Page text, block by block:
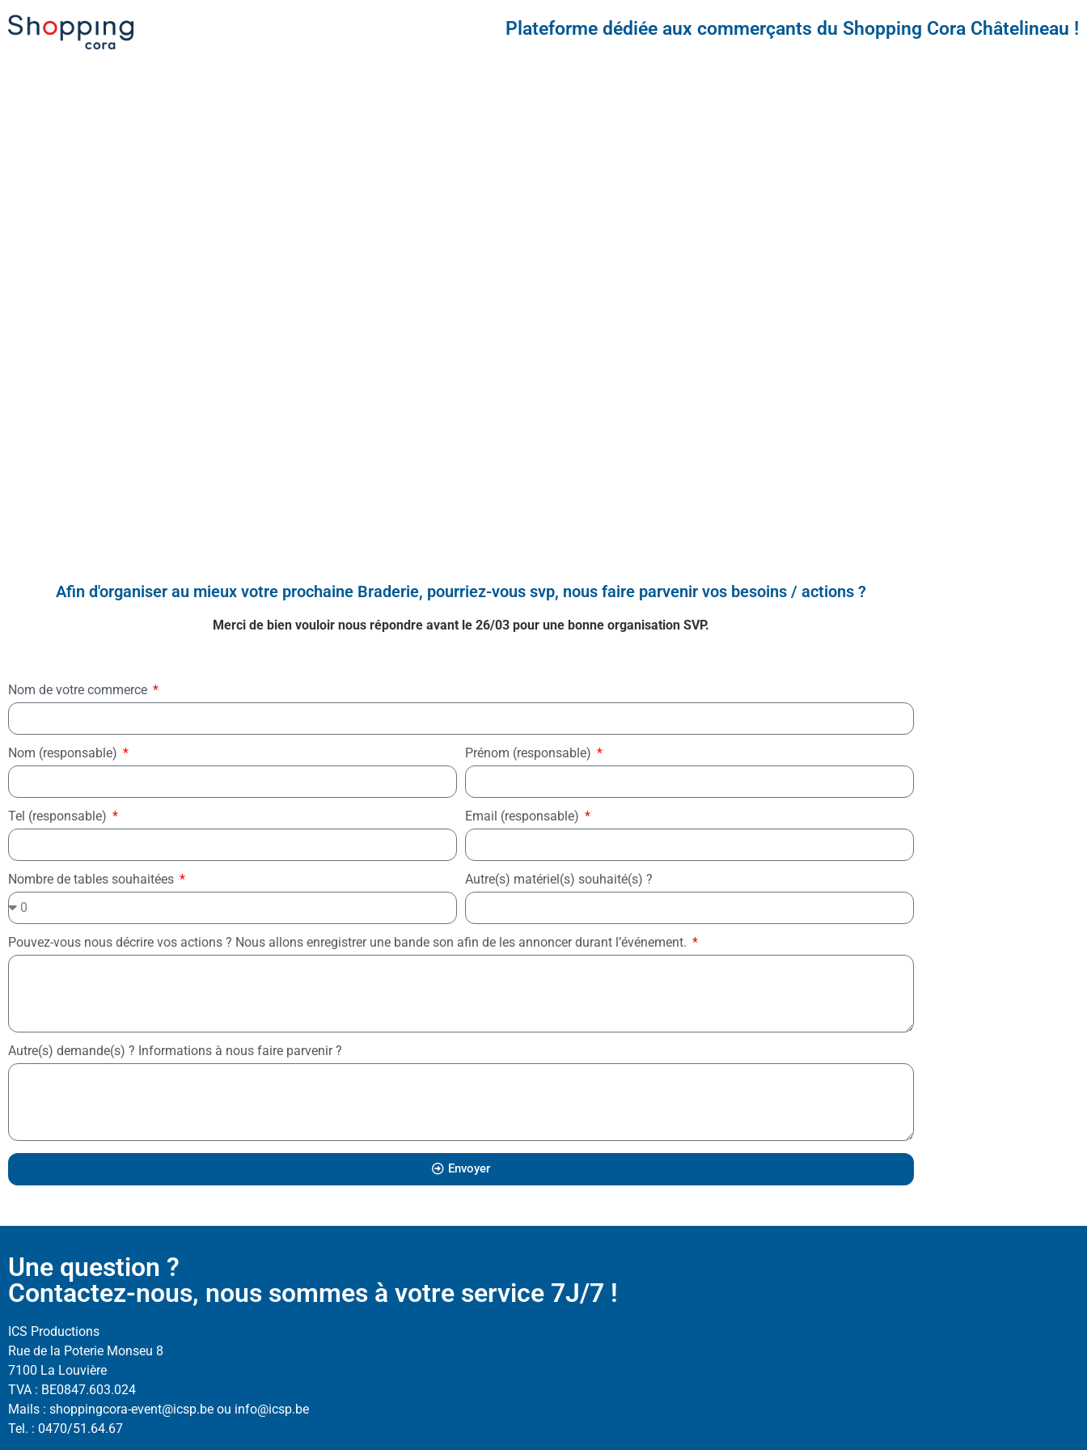
Plateforme dédiée aux commerçants du Shopping Cora Châtelineau !
Afin d'organiser au mieux votre prochaine Braderie, pourriez-vous svp, nous faire parvenir vos besoins / actions ?
Merci de bien vouloir nous répondre avant le 26/03 pour une bonne organisation SVP.
Nom de votre commerce
Nom (responsable) Prénom (responsable)
Tel (responsable) Email (responsable)
Nombre de tables souhaitées Autre(s) matériel(s) souhaité(s) ?
Pouvez-vous nous décrire vos actions ? Nous allons enregistrer une bande son afin de les annoncer durant l’événement.
Autre(s) demande(s) ? Informations à nous faire parvenir ?
Envoyer
Une question ?
Contactez-nous, nous sommes à votre service 7J/7 !
ICS Productions
Rue de la Poterie Monseu 8
7100 La Louvière
TVA : BE0847.603.024
Mails : shoppingcora-event@icsp.be ou info@icsp.be
Tel. : 0470/51.64.67